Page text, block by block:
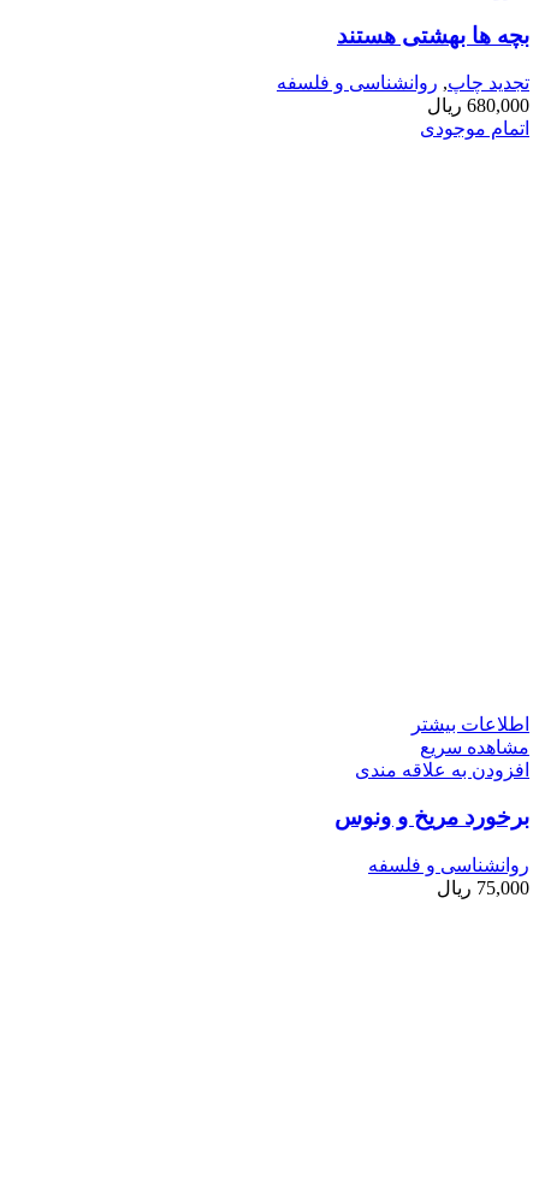
بچه ­ها بهشتی هستند
تجدید چاپ, روانشناسی و فلسفه
680,000 ریال
اتمام موجودی
اطلاعات بیشتر
مشاهده سریع
افزودن به علاقه مندی
برخورد مریخ و ونوس
روانشناسی و فلسفه
75,000 ریال